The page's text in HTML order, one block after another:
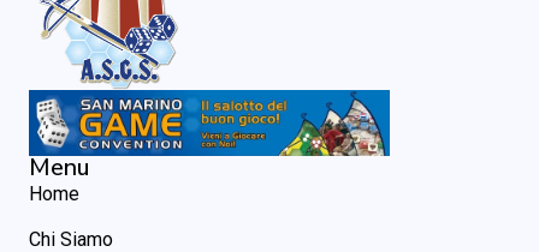
Menu
Home
Chi Siamo